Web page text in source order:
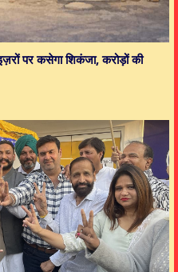
पर कसेगा शिकंजा, करोड़ों की